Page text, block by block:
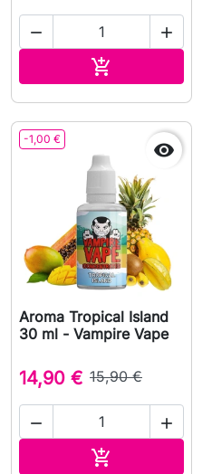
 

-1,00 € 
Aroma Tropical Island
30 ml - Vampire Vape
14,90 € 15,90 €
 
